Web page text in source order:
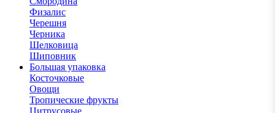
Физалис
Черешня
Черника
Шелковица
Шиповник
Большая упаковка
Косточковые
Овощи
Тропические фрукты